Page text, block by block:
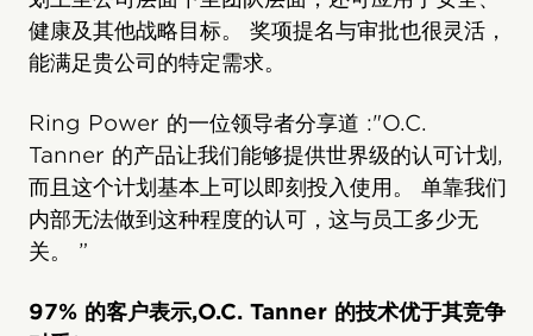
健康及其他战略目标。 奖项提名与审批也很灵活，
能满足贵公司的特定需求。
Ring Power 的一位领导者分享道 :"O.C.
Tanner 的产品让我们能够提供世界级的认可计划,
而且这个计划基本上可以即刻投入使用。 单靠我们
内部无法做到这种程度的认可，这与员工多少无
关。 ”
97% 的客户表示,O.C. Tanner 的技术优于其竞争